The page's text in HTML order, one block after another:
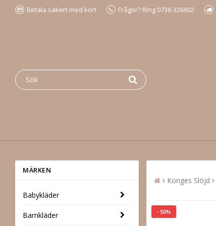
Betala säkert med kort Frågor? Ring 0736-326602
MÄRKEN
Babykläder
Barnkläder
Konges Slöjd
- 50%